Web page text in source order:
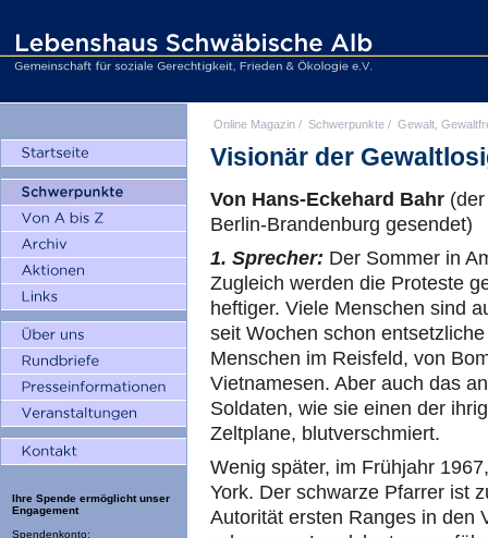
Ihre Spende ermöglicht unser
Engagement
Spendenkonto:
Online Magazin / Schwerpunkte / Gewalt,
Visionär der
Von Hans-Eckehard Bahr
Berlin-Brandenburg gesendet)
1. Sprecher: Der Sommer in
Zugleich werden die Proteste
heftiger. Viele Menschen sind
seit Wochen schon
Menschen im Reisfeld, von
Vietnamesen. Aber auch das
Soldaten, wie sie einen der
Zeltplane, blutverschmiert.
Wenig später, im Frühjahr
York. Der schwarze Pfarrer ist
Autorität ersten Ranges in den